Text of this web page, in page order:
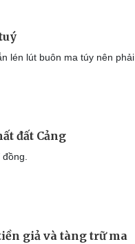
lén lút buôn ma túy nên phải
đất Cảng
giả và tàng trữ ma